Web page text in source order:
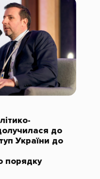
до
України до
порядку